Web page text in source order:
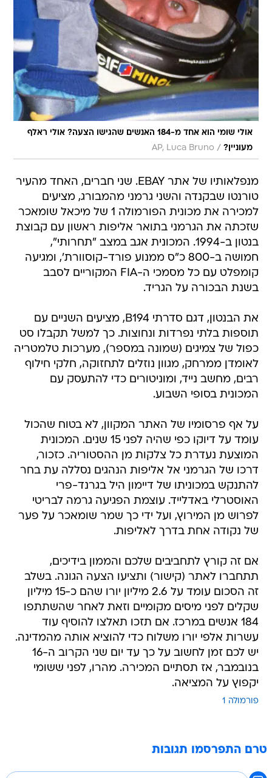
אולי שומי הוא אחד מ-184 האנשים שהגישו הצעה? אולי ראלף
מעוניין? /
AP, Luca Bruno
מנפלאותיו של אתר EBAY. שני חברים, האחד מהעיר
טורנטו שבקנדה והשני גרמני מהמבורג, מציעים
למכירה את מכונית הפורמולה 1 של מיכאל שומאכר
שזכתה את הגרמני בתואר אליפות ראשון עם קבוצת
בנטון ב-1994. המכונית אגב במצב "תחרותי",
חמושה ב-800 כ"ס ממנוע פורד-קוסוורת', ומגיעה
קומפלט עם כל מסמכי ה-FIA המקוריים לסבב
בשנת הבכורה על הגריד.
את הבנטון, דגם סדרתי B194, מציעים השניים עם
תוספות בלתי נפרדות ונחוצות. כך למשל תקבלו סט
כפול של צמיגים (שמונה במספר), מערכות טלמטריה
לאומדן ממרחק, מגוון נוזלים לתחזוקה, חלקי חילוף
רבים, מחשב נייד, ומוניטורים כדי להתעסק עם
המכונית בסופי השבוע.
על אף פרסומיו של האתר המקוון, לא בטוח שהכול
עומד על דיוקו כפי שהיה לפני 15 שנים. המכונית
המוצעת נעדרת כל צלקות מן ההסטוריה. כזכור,
דרכו של הגרמני אל אליפות הנהגים נסללה עת בחר
להתנקש במכוניתו של דיימון היל בגרנד-פרי
האוסטרלי באדלייד. עוצמת הפגיעה גרמה לבריטי
לפרוש מן המירוץ, ועל ידי כך שמר שומאכר על פער
של נקודה אחת בדרך לאליפות.
אם זה קורץ לתחביבים שלכם והממון בידיכים,
תתחברו לאתר (קישור) ותציעו הצעה הגונה. בשלב
זה הסכום עומד על 2.6 מיליון יורו שהם כ-15 מיליון
שקלים לפני מיסים מקומיים וזאת לאחר שהשתתפו
184 אנשים במרכז. אם תזכו תאלצו להוסיף עוד
עשרות אלפי יורו משלוח כדי להוציא אותה מהמדינה.
יש לכם זמן לחשוב על כך עד יום שני הקרוב ה-16
בנובמבר, אז תסתיים המכירה. מהרו, לפני ששומי
יקפוץ על המציאה.
פורמולה 1
טרם התפרסמו תגובות